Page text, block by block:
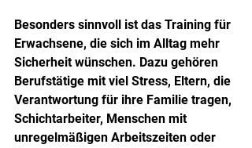
Besonders sinnvoll ist das Training für
Erwachsene, die sich im Alltag mehr
Sicherheit wünschen. Dazu gehören
Berufstätige mit viel Stress, Eltern, die
Verantwortung für ihre Familie tragen,
Schichtarbeiter, Menschen mit
unregelmäßigen Arbeitszeiten oder